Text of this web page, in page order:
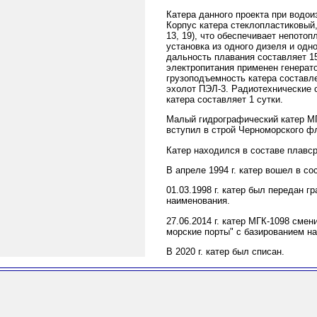
Катера данного проекта при
Корпус катера
13, 19), что обеспечивает
установка из одного дизеля и
дальность плавания составляет
электропитания применен
грузоподъемность катера
эхолот ПЭЛ-3. Радиотехнические
катера составляет 1 сутки.
Малый гидрографический катер
вступил в строй Черноморского
Катер находился в составе
В апреле 1994 г. катер вошел в
01.03.1998 г. катер был передан
наименования.
27.06.2014 г. катер МГК-1098
морские порты" с базированием
В 2020 г. катер был списан.